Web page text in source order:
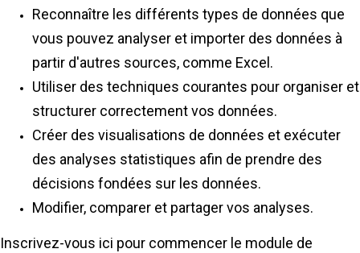
Reconnaître les différents types de données que
vous pouvez analyser et importer des données à
partir d'autres sources, comme Excel.
Utiliser des techniques courantes pour organiser et
structurer correctement vos données.
Créer des visualisations de données et exécuter
des analyses statistiques afin de prendre des
décisions fondées sur les données.
Modifier, comparer et partager vos analyses.
Inscrivez-vous ici pour commencer le module de